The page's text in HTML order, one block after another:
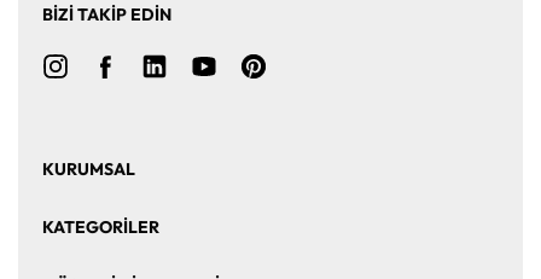
BİZİ TAKİP EDİN
KURUMSAL
KATEGORİLER